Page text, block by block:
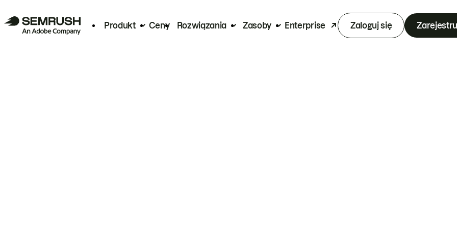
Produkt Ceny Rozwiązania Zasoby Enterprise Zaloguj się